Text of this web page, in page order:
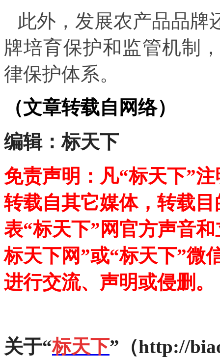
此外，发展农产品品牌
牌培育保护和监管机制
律保护体系。
（文章转载自网络）
编辑：标天下
免责声明：凡“标天下”
转载自其它媒体，转载
表“标天下”网官方声音
标天下网”或“标天下”微
进行交流、声明或侵删。
关于“标天下”（http://